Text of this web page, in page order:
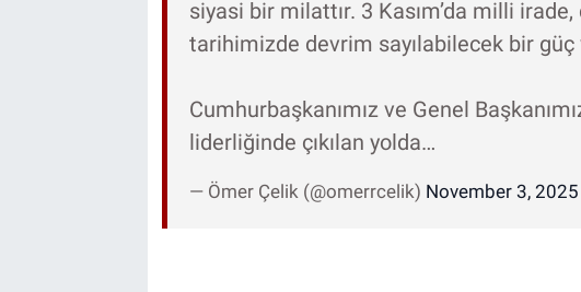
siyasi bir milattır. 3 Kasım’da milli
tarihimizde devrim sayılabilecek bir güç
Cumhurbaşkanımız ve Genel
liderliğinde çıkılan yolda…
— Ömer Çelik (@omerrcelik) November 3, 2025